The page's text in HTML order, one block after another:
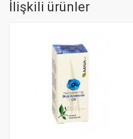
İlişkili ürünler